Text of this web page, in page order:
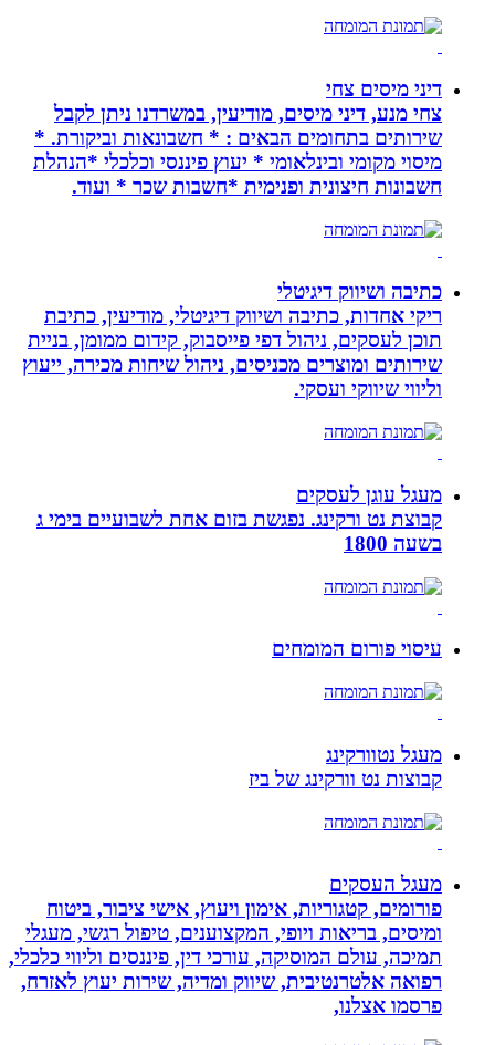
דיני מיסים צחי
צחי מנע, דיני מיסים, מודיעין, במשרדנו ניתן לקבל
שירותים בתחומים הבאים : * חשבונאות וביקורת. *
מיסוי מקומי ובינלאומי * יעוץ פיננסי וכלכלי *הנהלת
חשבונות חיצונית ופנימית *חשבות שכר * ועוד.
כתיבה ושיווק דיגיטלי
ריקי אחדות, כתיבה ושיווק דיגיטלי, מודיעין, כתיבת
תוכן לעסקים, ניהול דפי פייסבוק, קידום ממומן, בניית
שירותים ומוצרים מכניסים, ניהול שיחות מכירה, ייעוץ
וליווי שיווקי ועסקי.
מעגל עוגן לעסקים
קבוצת נט ורקינג. נפגשת בזום אחת לשבועיים בימי ג
בשעה 1800
עיסוי פורום המומחים
מעגל נטוורקינג
קבוצות נט וורקינג של ביז
מעגל העסקים
פורומים, קטגוריות, אימון ויעוץ, אישי ציבור, ביטוח
ומיסים, בריאות ויופי, המקצוענים, טיפול רגשי, מעגלי
תמיכה, עולם המוסיקה, עורכי דין, פיננסים וליווי כלכלי,
רפואה אלטרנטיבית, שיווק ומדיה, שירות יעוץ לאזרח,
פרסמו אצלנו,